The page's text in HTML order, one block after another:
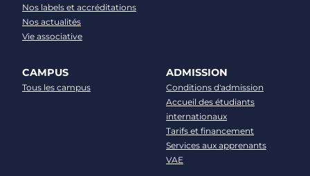
Nos labels et accréditations
Nos actualités
Vie associative
CAMPUS
Tous les campus
ADMISSION
Conditions d'admission
Accueil des étudiants
internationaux
Tarifs et financement
Services aux apprenants
VAE